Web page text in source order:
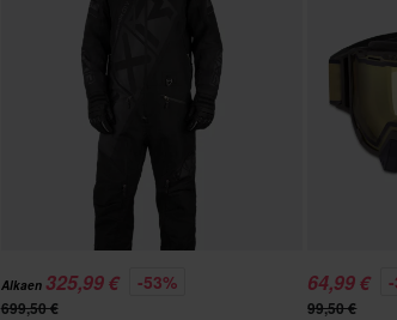
Alkaen 325,99 € -53%
699,50 €
64,99 €
99,50 €